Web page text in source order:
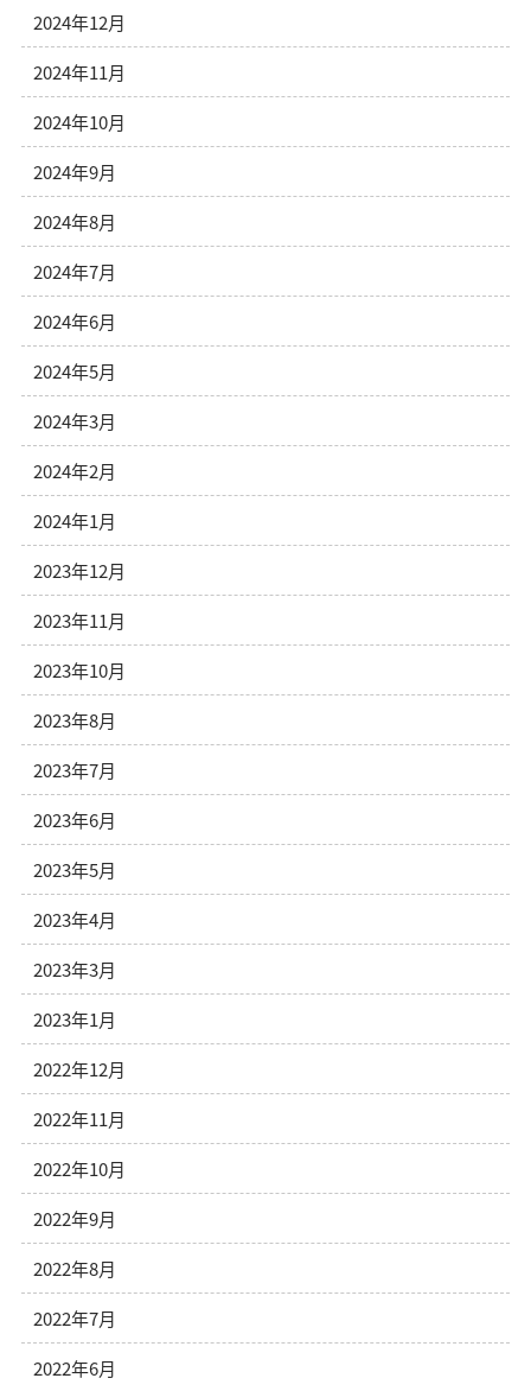
2024年12月
2024年11月
2024年10月
2024年9月
2024年8月
2024年7月
2024年6月
2024年5月
2024年3月
2024年2月
2024年1月
2023年12月
2023年11月
2023年10月
2023年8月
2023年7月
2023年6月
2023年5月
2023年4月
2023年3月
2023年1月
2022年12月
2022年11月
2022年10月
2022年9月
2022年8月
2022年7月
2022年6月